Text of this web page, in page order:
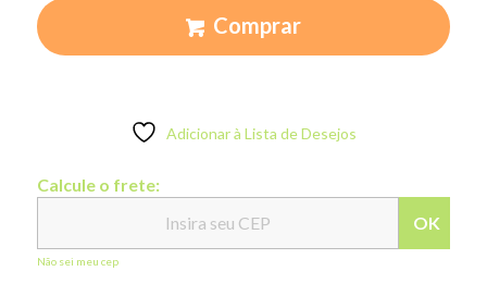
Comprar
Adicionar à Lista de Desejos
Calcule o frete:
OK
Não sei meu cep